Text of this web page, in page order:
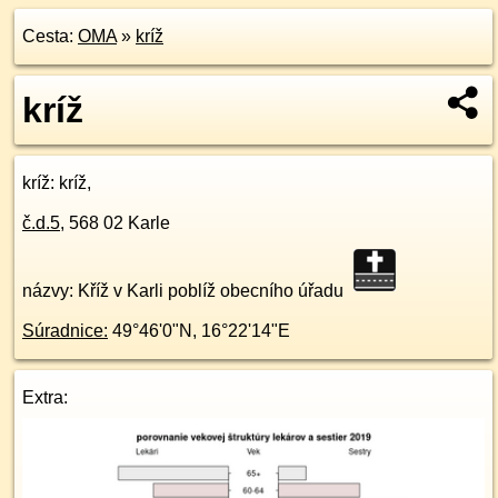
Cesta: OMA» kríž
kríž
kríž: kríž,
č.d.5, 568 02 Karle
názvy: Kříž v Karli poblíž obecního úřadu
Súradnice: 49°46'0"N , 16°22'14"E
Extra: